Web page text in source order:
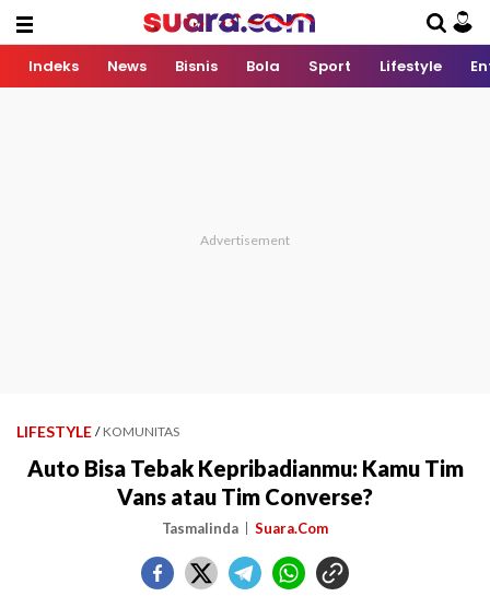
Indeks News Bisnis Bola Sport Lifestyle
LIFESTYLE / KOMUNITAS
Auto Bisa Tebak Kepribadianmu: Kamu Tim
Vans atau Tim Converse?
Tasmalinda Suara.Com